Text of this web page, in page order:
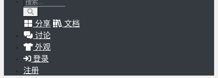
分享
文档
讨论
外观
登录
注册